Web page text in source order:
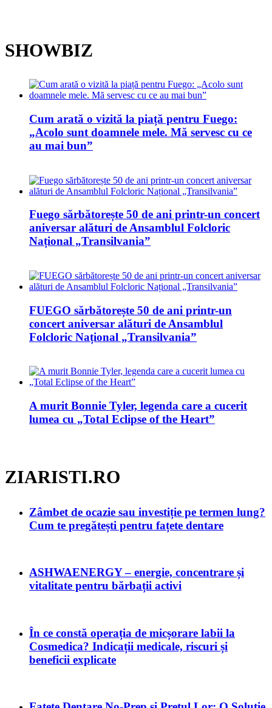
SHOWBIZ
Cum arată o vizită la piață pentru Fuego:
„Acolo sunt doamnele mele. Mă servesc cu ce
au mai bun”
Fuego sărbătorește 50 de ani printr-un concert
aniversar alături de Ansamblul Folcloric
Național „Transilvania”
FUEGO sărbătorește 50 de ani printr-un
concert aniversar alături de Ansamblul
Folcloric Național „Transilvania”
A murit Bonnie Tyler, legenda care a cucerit
lumea cu „Total Eclipse of the Heart”
ZIARISTI.RO
Zâmbet de ocazie sau investiție pe termen lung?
Cum te pregătești pentru fațete dentare
ASHWAENERGY – energie, concentrare și
vitalitate pentru bărbații activi
În ce constă operația de micșorare labii la
Cosmedica? Indicații medicale, riscuri și
beneficii explicate